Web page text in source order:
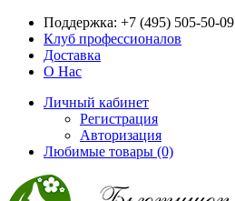
Поддержка: +7 (495) 505-50-09
Клуб профессионалов
Доставка
О Нас
Личный кабинет
Регистрация
Авторизация
Любимые товары (0)